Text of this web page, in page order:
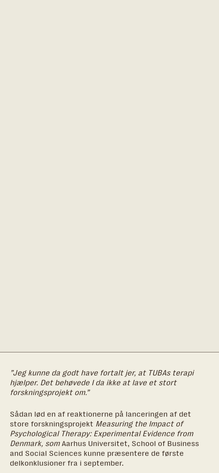
”Jeg kunne da godt have fortalt jer, at TUBAs terapi
hjælper. Det behøvede I da ikke at lave et stort
forskningsprojekt om.”
Sådan lød en af reaktionerne på lanceringen af det
store forskningsprojekt Measuring the Impact of
Psychological Therapy: Experimental Evidence from
Denmark, somAarhus Universitet, School of Business
and Social Sciences kunne præsentere de første
delkonklusioner fra i september.